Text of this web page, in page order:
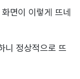
면이 이렇게 뜨네
니 정상적으로 뜨